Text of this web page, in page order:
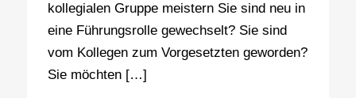
kollegialen Gruppe meistern Sie sind neu in
eine Führungsrolle gewechselt? Sie sind
vom Kollegen zum Vorgesetzten geworden?
Sie möchten […]